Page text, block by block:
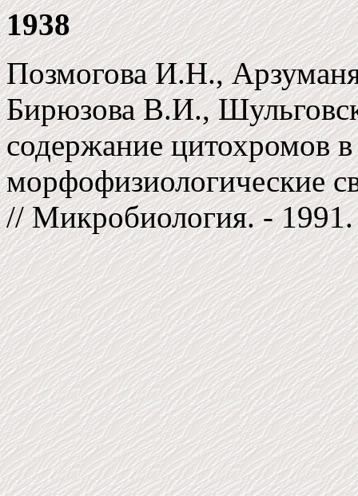
1938
Позмогова И.Н.,
Бирюзова В.И.,
содержание цитохромов
морфофизиологические
// Микробиология. -